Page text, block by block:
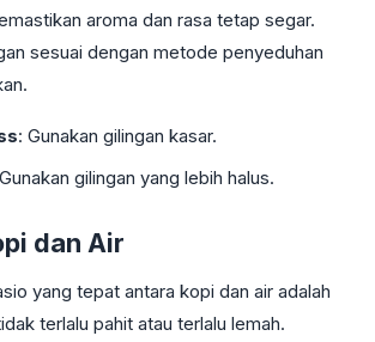
aroma dan rasa tetap segar.
sesuai dengan metode penyeduhan
: Gunakan gilingan kasar.
gilingan yang lebih halus.
dan Air
yang tepat antara kopi dan air adalah
terlalu pahit atau terlalu lemah.